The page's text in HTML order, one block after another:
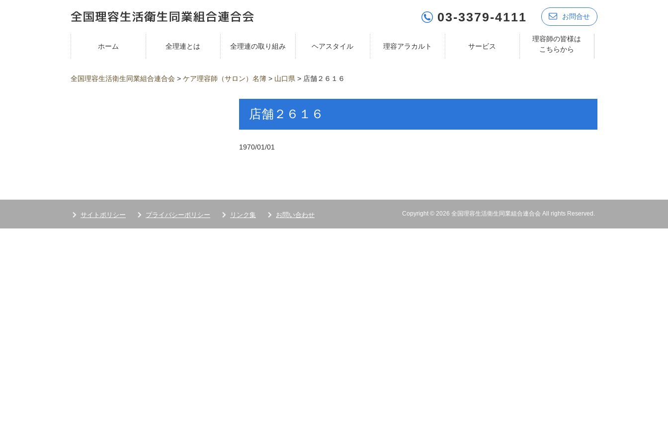
03-3379-4111 お問合せ
ホーム 全理連とは 全理連の取り組み ヘアスタイル 理容アラカルト サービス
理容師の皆様は
こちらから
全国理容生活衛生同業組合連合会 > ケア理容師（サロン）名簿 > 山口県 > 店舗２６１６
店舗２６１６
1970/01/01
サイトポリシー プライバシーポリシー リンク集 お問い合わせ Copyright © 2026 全国理容生活衛生同業組合連合会 All rights Reserved.